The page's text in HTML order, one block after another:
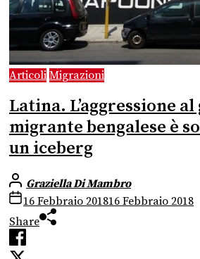
Articoli Migrazioni
Latina. L’aggressione
migrante bengalese è
un iceberg
Graziella Di Mambro
16 Febbraio 201816 Febbraio 2018
Share